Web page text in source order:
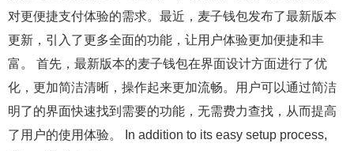
对更便捷支付体验的需求。最近，麦子钱包发布了最新版本
更新，引入了更多全面的功能，让用户体验更加便捷和丰
富。 首先，最新版本的麦子钱包在界面设计方面进行了优
化，更加简洁清晰，操作起来更加流畅。用户可以通过简洁
明了的界面快速找到需要的功能，无需费力查找，从而提高
了用户的使用体验。 In addition to its easy setup process,